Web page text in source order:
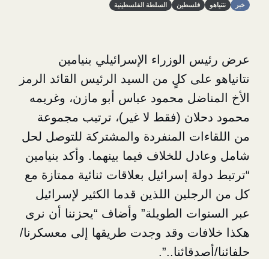
فلسطين السلطة الفلسطينية
الإسرائيلي بنيامين
كلٍ من السيد الرئيس القائد الرمز
محمود عباس أبو مازن، وغريمه
(فقط لا غير)، ترتيب مجموعة
المنفردة والمشتركة للتوصل لحل
للخلاف فيما بينهما. وأكد بنيامين
إسرائيل بعلاقات ثنائية ممتازة مع
اللذين قدما الكثير لإسرائيل
الطويلة” وأضاف “يحزننا أن نرى
وقد وجدت طريقها إلى معسكرنا/